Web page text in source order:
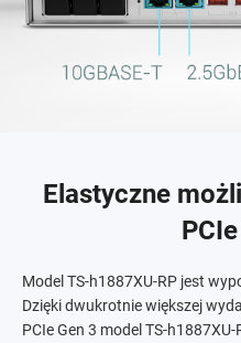
Elastyczne
Model TS-h1887XU-RP jest
Dzięki dwukrotnie większej
PCIe Gen 3 model TS-